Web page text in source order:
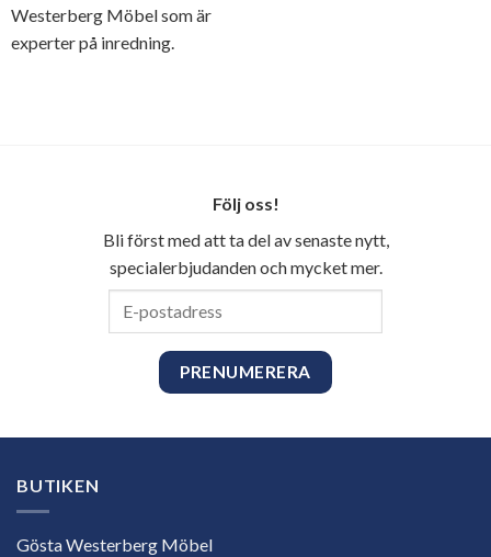
Westerberg Möbel som är
experter på inredning.
Följ oss!
Bli först med att ta del av senaste nytt,
specialerbjudanden och mycket mer.
BUTIKEN
Gösta Westerberg Möbel